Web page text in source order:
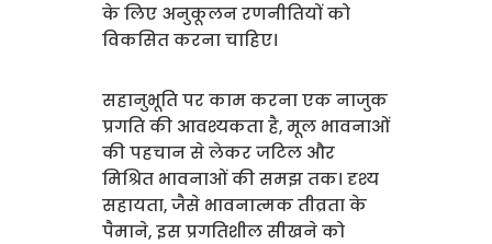
के लिए अनुकूलन रणनीतियों को
विकसित करना चाहिए।
सहानुभूति पर काम करना एक नाजुक
प्रगति की आवश्यकता है, मूल भावनाओं
की पहचान से लेकर जटिल और
मिश्रित भावनाओं की समझ तक। दृश्य
सहायता, जैसे भावनात्मक तीव्रता के
पैमाने, इस प्रगतिशील सीखने को